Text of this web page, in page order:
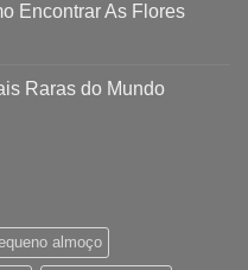
Encontrar As Flores
Raras do Mundo
almoço